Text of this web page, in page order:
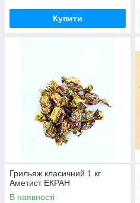
Купити
Грильяж класичний 1 кг
Аметист ЕКРАН
В наявності